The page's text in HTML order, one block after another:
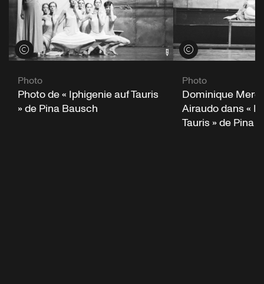
Voir les crédits
Photo
Photo de « Iphigenie auf Tauris
» de Pina Bausch
Voir les crédits
Photo
Dominique
Airaudo dans «
Tauris » de Pina